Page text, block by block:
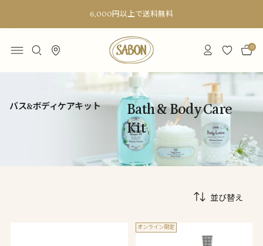
6,000円以上で送料無料
0
バス&ボディケアキット
Bath & Body Care
Kit
並び替え
オンライン限定